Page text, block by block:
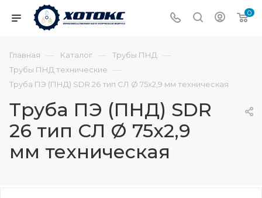
0
Главная — Каталог — Трубы ПНД —
Трубы ПНД технические —
Труба ПЭ (ПНД) SDR 26 тип СЛ Ø 75х2,9 мм техническая
Труба ПЭ (ПНД) SDR
26 тип СЛ Ø 75х2,9
мм техническая